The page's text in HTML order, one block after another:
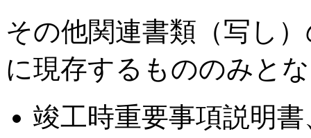
その他関連書類（写し
に現存するもののみと
竣工時重要事項説明